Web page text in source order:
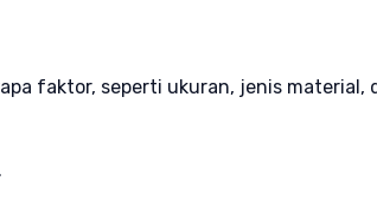
faktor, seperti ukuran, jenis material,